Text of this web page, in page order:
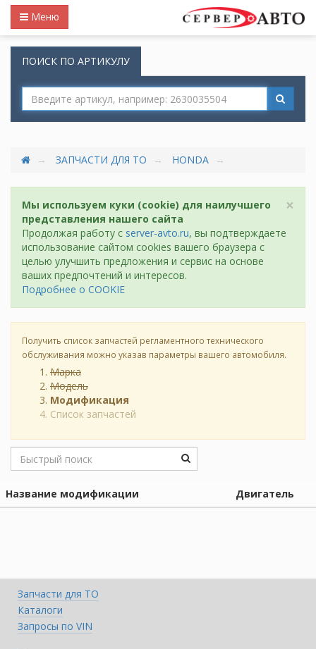
Меню
ПОИСК ПО АРТИКУЛУ
ЗАПЧАСТИ ДЛЯ ТО HONDA
×
Мы используем куки (cookie) для наилучшего
представления нашего сайта
Продолжая работу с server-avto.ru, вы подтверждаете
использование сайтом cookies вашего браузера с
целью улучшить предложения и сервис на основе
ваших предпочтений и интересов.
Подробнее о COOKIE
Получить список запчастей регламентного технического
обслуживания можно указав параметры вашего автомобиля.
Марка
Модель
Модификация
Список запчастей
Название модификации Двигатель
Запчасти для ТО
Каталоги
Запросы по VIN